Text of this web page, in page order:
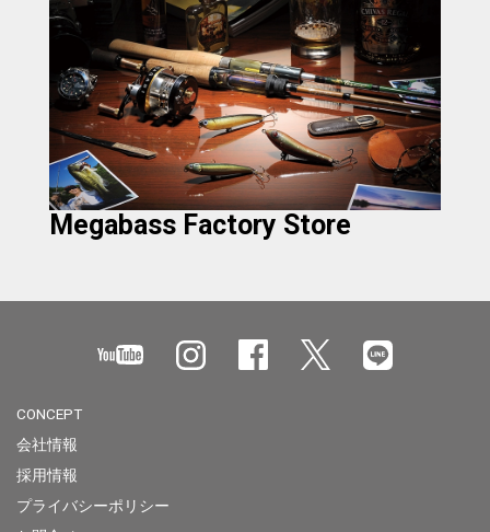
Megabass Factory Store
CONCEPT
会社情報
採用情報
プライバシーポリシー